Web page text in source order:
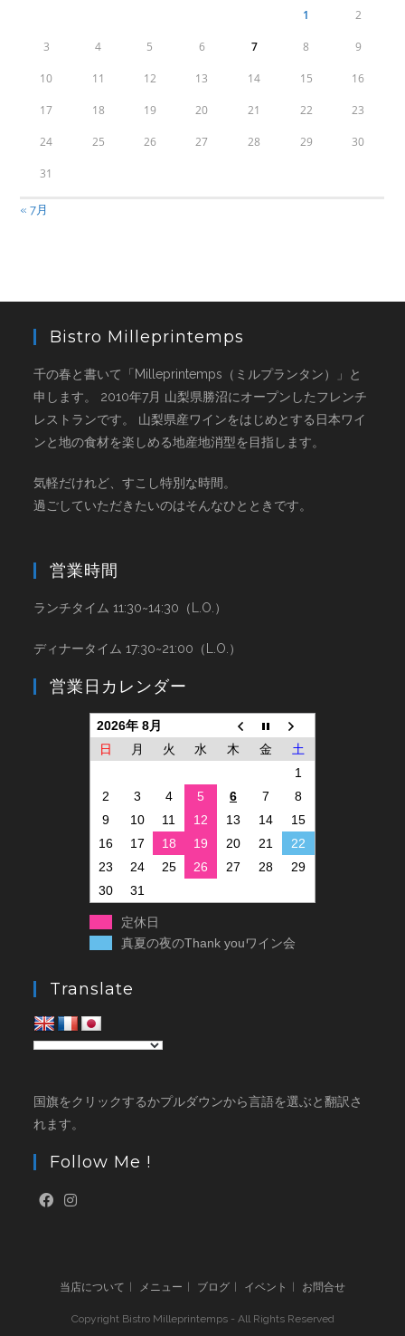
1 2
3 4 5 6 7 8 9
10 11 12 13 14 15 16
17 18 19 20 21 22 23
24 25 26 27 28 29 30
31
« 7月
Bistro Milleprintemps
千の春と書いて「Milleprintemps（ミルプランタン）」と
申します。 2010年7月 山梨県勝沼にオープンしたフレンチ
レストランです。 山梨県産ワインをはじめとする日本ワイ
ンと地の食材を楽しめる地産地消型を目指します。
気軽だけれど、すこし特別な時間。
過ごしていただきたいのはそんなひとときです。
営業時間
ランチタイム 11:30~14:30（L.O.）
ディナータイム 17:30~21:00（L.O.）
営業日カレンダー
2026年 8月
日
月 火 水 木 金
土
1
2
3 4 5 6 7
8
9
10 11 12 13 14
15
16
17 18 19 20 21
22
23
24 25 26 27 28
29
30
31
定休日
真夏の夜のThank youワイン会
Translate
国旗をクリックするかプルダウンから言語を選ぶと翻訳さ
れます。
Follow Me !
当店について メニュー ブログ イベント お問合せ
Copyright Bistro Milleprintemps - All Rights Reserved